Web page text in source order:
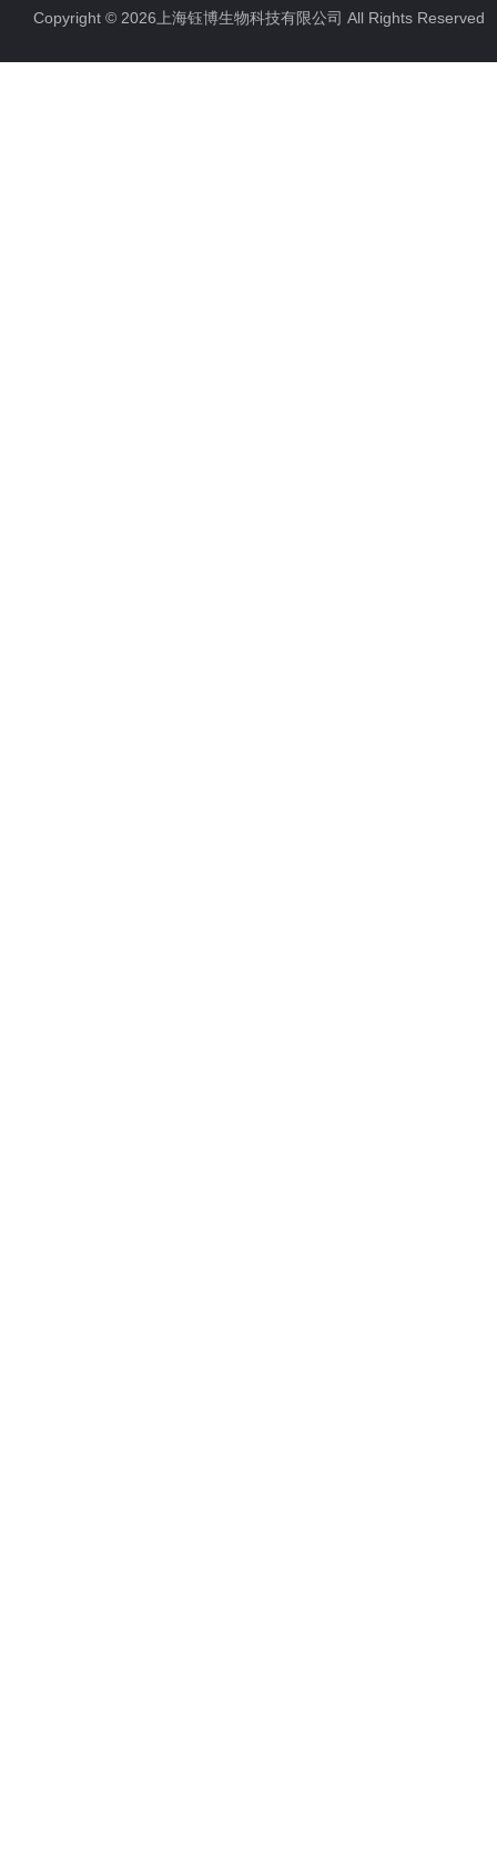
Copyright © 2026上海钰博生物科技有限公司 All Rights